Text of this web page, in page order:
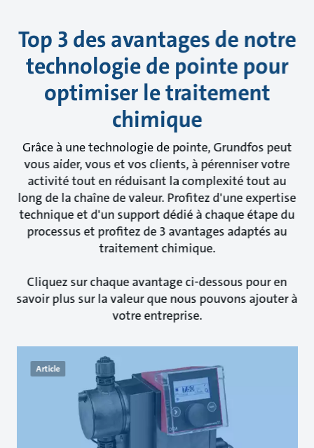
Top 3 des avantages de notre
technologie de pointe pour
optimiser le traitement
chimique
Grâce à une technologie de pointe, Grundfos peut
vous aider, vous et vos clients, à pérenniser votre
activité tout en réduisant la complexité tout au
long de la chaîne de valeur. Profitez d'une expertise
technique et d'un support dédié à chaque étape du
processus et profitez de 3 avantages adaptés au
traitement chimique.
Cliquez sur chaque avantage ci-dessous pour en
savoir plus sur la valeur que nous pouvons ajouter à
votre entreprise.
Article